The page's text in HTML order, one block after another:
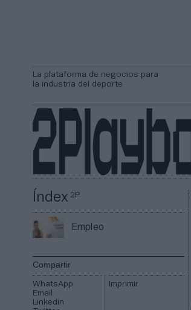
La plataforma de negocios para
la industria del deporte
Índex2P
Empleo
Compartir
WhatsApp
Email
Linkedin
Imprimir